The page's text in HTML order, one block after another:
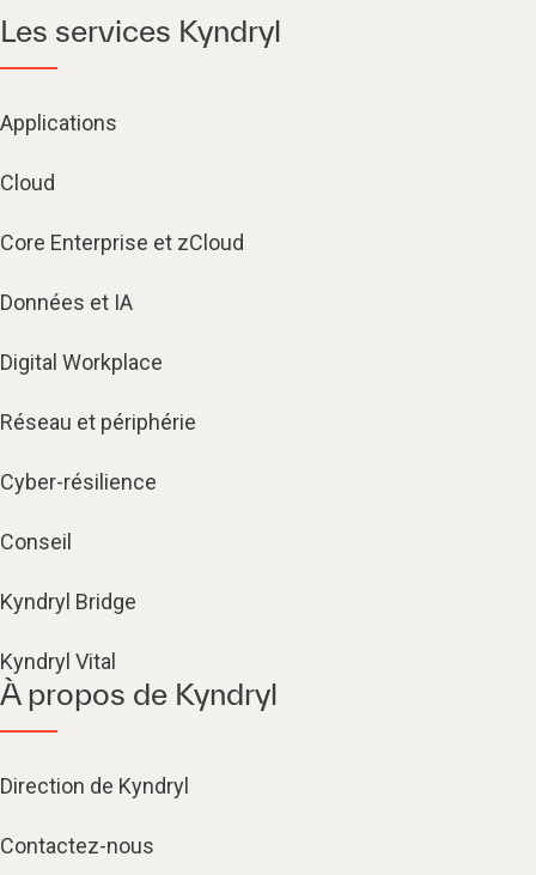
Les services Kyndryl
Applications
Cloud
Core Enterprise et zCloud
Données et IA
Digital Workplace
Réseau et périphérie
Cyber-résilience
Conseil
Kyndryl Bridge
Kyndryl Vital
À propos de Kyndryl
Direction de Kyndryl
Contactez-nous